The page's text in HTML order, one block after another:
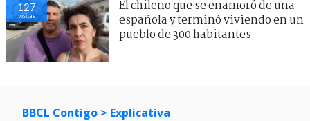
127
visitas
El chileno que se enamoró de una
española y terminó viviendo en un
pueblo de 300 habitantes
BBCL Contigo > Explicativa